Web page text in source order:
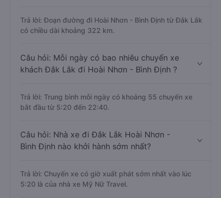
Trả lời: Đoạn đường đi Hoài Nhơn - Bình Định từ Đắk Lắk
có chiều dài khoảng 322 km.
Câu hỏi: Mỗi ngày có bao nhiêu chuyến xe
khách Đắk Lắk đi Hoài Nhơn - Bình Định ?
Trả lời: Trung bình mỗi ngày có khoảng 55 chuyến xe
bắt đầu từ 5:20 đến 22:40.
Câu hỏi: Nhà xe đi Đắk Lắk Hoài Nhơn -
Bình Định nào khởi hành sớm nhất?
Trả lời: Chuyến xe có giờ xuất phát sớm nhất vào lúc
5:20 là của nhà xe Mỹ Nữ Travel.